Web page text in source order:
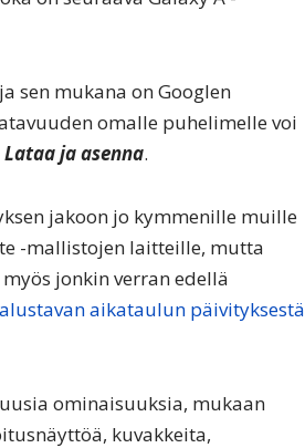
sen mukana on Googlen
omalle puhelimelle voi
ja asenna.
jakoon jo kymmenille muille
-mallistojen laitteille, mutta
jonkin verran edellä
aikataulun päivityksestä
ominaisuuksia, mukaan
kuvakkeita,